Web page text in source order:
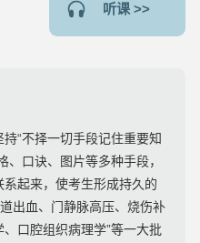
听课 >>
“不择一切手段记住重要知
、口诀、图片等多种手段，
起来，使考生形成持久的
出血、门静脉高压、烧伤补
口腔组织病理学”等一大批